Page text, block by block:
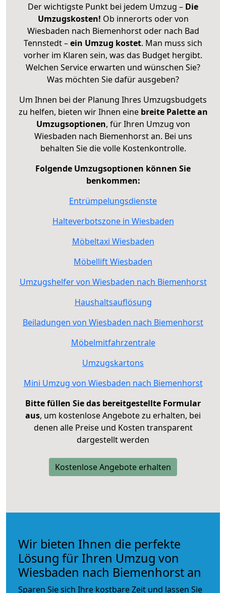
Der wichtigste Punkt bei jedem Umzug – Die
Umzugskosten! Ob innerorts oder von
Wiesbaden nach Biemenhorst oder nach Bad
Tennstedt –ein Umzug kostet. Man muss sich
vorher im Klaren sein, was das Budget hergibt.
Welchen Service erwarten und wünschen Sie?
Was möchten Sie dafür ausgeben?
Um Ihnen bei der Planung Ihres Umzugsbudgets
zu helfen, bieten wir Ihnen eine breite Palette an
Umzugsoptionen, für Ihren Umzug von
Wiesbaden nach Biemenhorst an. Bei uns
behalten Sie die volle Kostenkontrolle.
Folgende Umzugsoptionen können Sie
benkommen:
Entrümpelungsdienste
Halteverbotszone in Wiesbaden
Möbeltaxi Wiesbaden
Möbellift Wiesbaden
Umzugshelfer von Wiesbaden nach Biemenhorst
Haushaltsauflösung
Beiladungen von Wiesbaden nach Biemenhorst
Möbelmitfahrzentrale
Umzugskartons
Mini Umzug von Wiesbaden nach Biemenhorst
Bitte füllen Sie das bereitgestellte Formular
aus, um kostenlose Angebote zu erhalten, bei
denen alle Preise und Kosten transparent
dargestellt werden
Kostenlose Angebote erhalten
Wir bieten Ihnen die perfekte
Lösung für Ihren Umzug von
Wiesbaden nach Biemenhorst an
Sparen Sie sich Ihre kostbare Zeit und lassen Sie